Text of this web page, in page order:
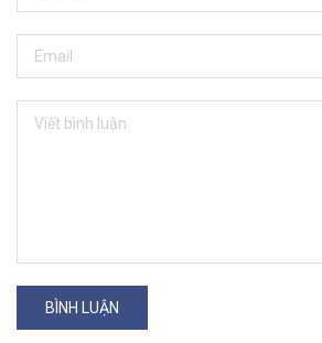
BÌNH LUẬN